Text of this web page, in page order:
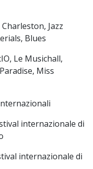
Jazz
Blues
Le Musichall,
Miss
internazionale di
internazionale di